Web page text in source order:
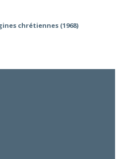
chrétiennes (1968)